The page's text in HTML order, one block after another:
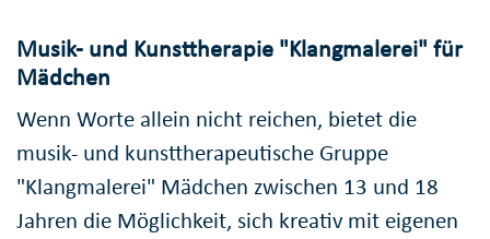
Musik- und Kunsttherapie "Klangmalerei" für
Mädchen
Wenn Worte allein nicht reichen, bietet die
musik- und kunsttherapeutische Gruppe
"Klangmalerei" Mädchen zwischen 13 und 18
Jahren die Möglichkeit, sich kreativ mit eigenen